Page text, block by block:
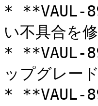
* **VAUL-
い不具合を修
* **VAUL-
ップグレー
* **VAUL-